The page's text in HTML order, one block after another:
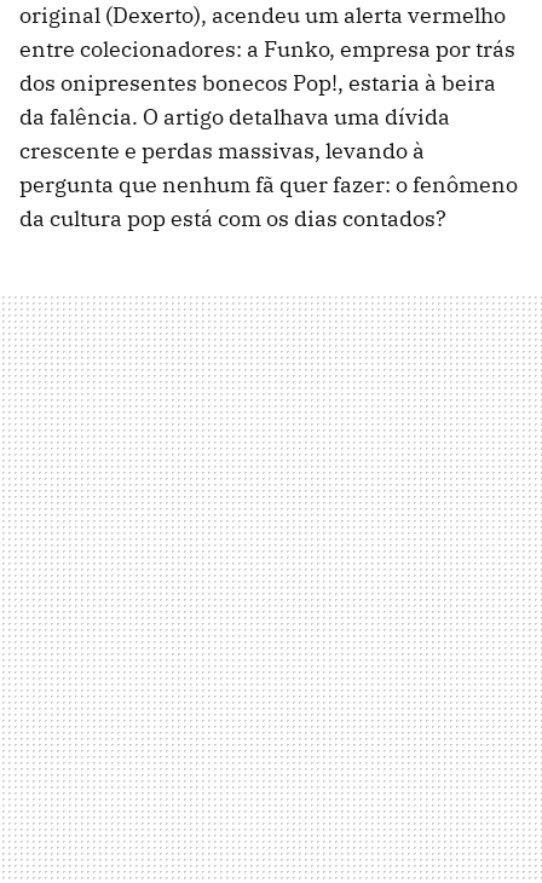
original (Dexerto), acendeu um alerta vermelho
entre colecionadores: a Funko, empresa por trás
dos onipresentes bonecos Pop!, estaria à beira
da falência. O artigo detalhava uma dívida
crescente e perdas massivas, levando à
pergunta que nenhum fã quer fazer: o fenômeno
da cultura pop está com os dias contados?